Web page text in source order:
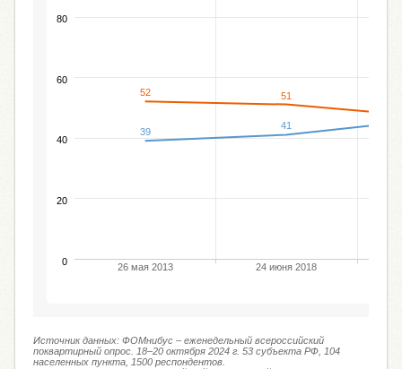
52 51
39
41
26 мая 2013 24 июня 2018
0
20
40
60
80
Источник данных: ФОМнибус – еженедельный всероссийский
поквартирный опрос. 18–20 октября 2024 г. 53 субъекта РФ, 104
населенных пункта, 1500 респондентов.